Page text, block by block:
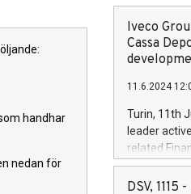
handhar
nedan för
Iveco
Cassa
11.6.2024
Turin, 11th
leader
related
facility of
creation of
DSV, 1115